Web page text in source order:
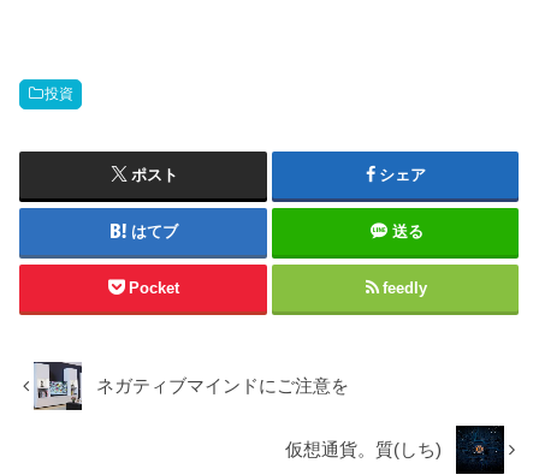
投資
ポスト シェア
はてブ 送る
Pocket feedly
ネガティブマインドにご注意を
仮想通貨。質(しち)